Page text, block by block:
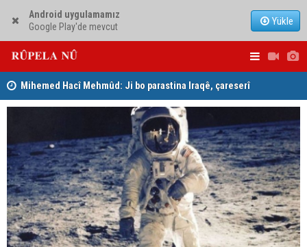
Android uygulamamız
Google Play'de mevcut
Yükle
Mihemed Hacî Mehmûd: Ji bo parastina Iraqê, çareserî
sîstema konfederalî ye Dîcleyê